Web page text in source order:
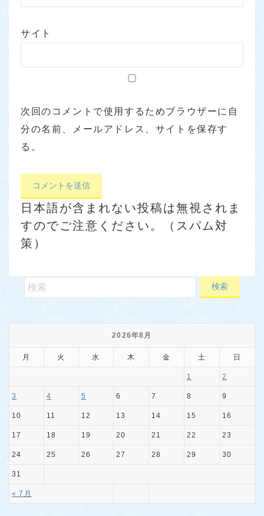
サイト
次回のコメントで使用するためブラウザーに自
分の名前、メールアドレス、サイトを保存す
る。
日本語が含まれない投稿は無視されま
すのでご注意ください。（スパム対
策）
2026年8月
月 火 水 木 金 土 日
« 7月
1 2
3 4 5 6 7 8 9
10 11 12 13 14 15 16
17 18 19 20 21 22 23
24 25 26 27 28 29 30
31